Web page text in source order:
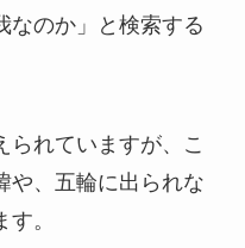
なのか」と検索する
られていますが、こ
や、五輪に出られな
。